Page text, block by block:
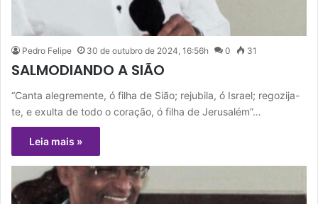
Pedro Felipe 30 de outubro de 2024, 16:56h 0 31
SALMODIANDO A SIÃO
“Canta alegremente, ó filha de Sião; rejubila, ó Israel; regozija-
te, e exulta de todo o coração, ó filha de Jerusalém”…
Leia mais »